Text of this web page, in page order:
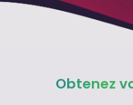
Obtenez